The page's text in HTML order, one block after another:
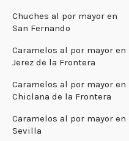
Chuches al por mayor en
San Fernando
Caramelos al por mayor en
Jerez de la Frontera
Caramelos al por mayor en
Chiclana de la Frontera
Caramelos al por mayor en
Sevilla